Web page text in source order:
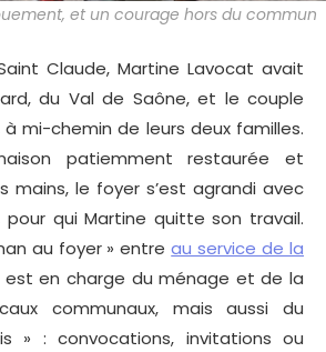
et un courage hors du commun
Claude, Martine Lavocat avait
du Val de Saône, et le couple
mi-chemin de leurs deux familles.
patiemment restaurée et
mains, le foyer s’est agrandi avec
pour qui Martine quitte son travail.
au foyer » entreau service de la
est en charge du ménage et de la
communaux, mais aussi du
» : convocations, invitations ou